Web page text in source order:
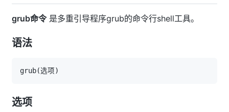
grub命令是多重引导程序grub的命令行shell工具。
语法
grub(选项)
选项